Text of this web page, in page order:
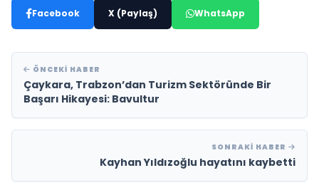
Facebook X (Paylaş) WhatsApp
ÖNCEKI HABER
Çaykara, Trabzon’dan Turizm Sektöründe Bir
Başarı Hikayesi: Bavultur
SONRAKI HABER
Kayhan Yıldızoğlu hayatını kaybetti